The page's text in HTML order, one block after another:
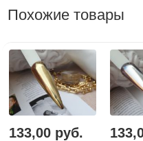
Похожие товары
133,00 руб.